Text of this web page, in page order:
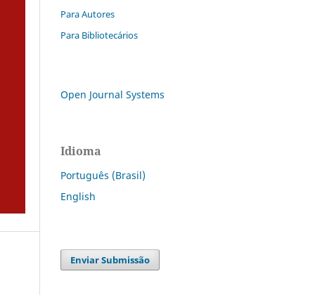
Para Autores
Para Bibliotecários
Open Journal Systems
Idioma
Português (Brasil)
English
Enviar Submissão